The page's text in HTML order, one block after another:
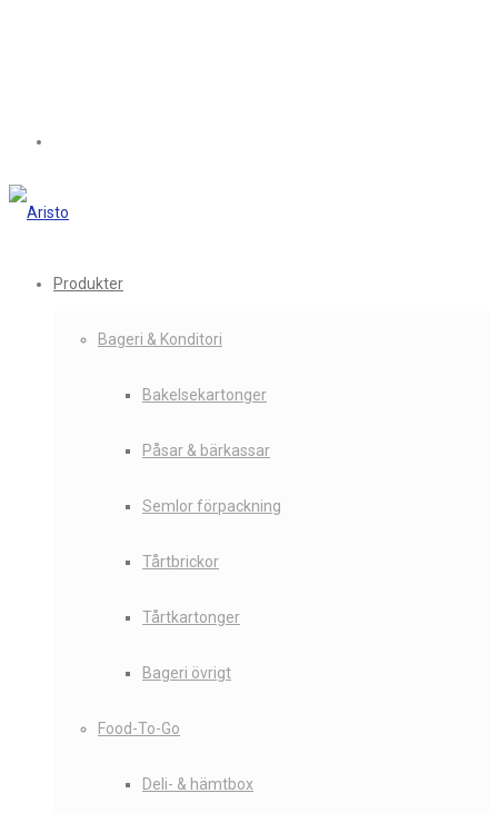
Produkter
Bageri & Konditori
Bakelsekartonger
Påsar & bärkassar
Semlor förpackning
Tårtbrickor
Tårtkartonger
Bageri övrigt
Food-To-Go
Deli- & hämtbox